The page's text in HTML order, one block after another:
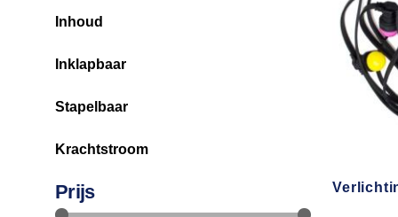
Inhoud
Inklapbaar
Stapelbaar
Krachtstroom
Prijs